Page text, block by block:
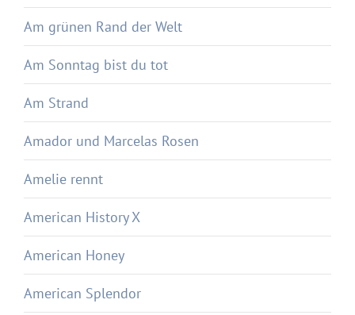
Am grünen Rand der Welt
Am Sonntag bist du tot
Am Strand
Amador und Marcelas Rosen
Amelie rennt
American History X
American Honey
American Splendor